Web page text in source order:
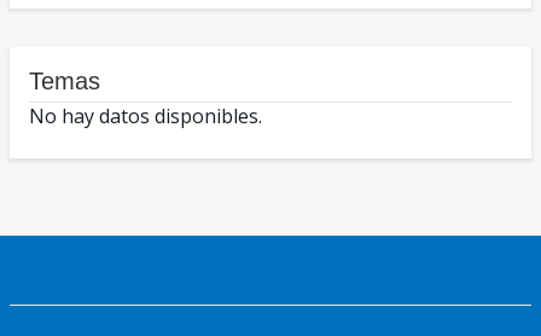
Temas
No hay datos disponibles.